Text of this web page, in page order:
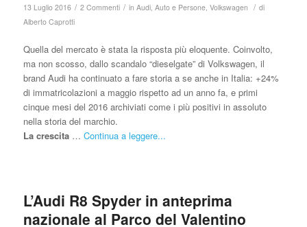
13 Luglio 2016 / 2 Commenti / in Audi, Auto e Persone, Volkswagen / di
Alberto Caprotti
Quella del mercato è stata la risposta più eloquente. Coinvolto,
ma non scosso, dallo scandalo “dieselgate” di Volkswagen, il
brand Audi ha continuato a fare storia a se anche in Italia: +24%
di immatricolazioni a maggio rispetto ad un anno fa, e primi
cinque mesi del 2016 archiviati come i più positivi in assoluto
nella storia del marchio.
La crescita … Continua a leggere...
L’Audi R8 Spyder in anteprima
nazionale al Parco del Valentino